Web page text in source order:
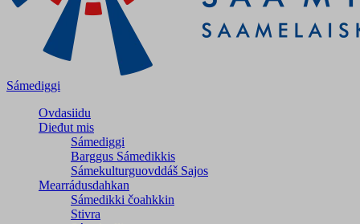
Sámediggi
Ovdasiidu
Dieđut mis
Sámediggi
Barggus Sámedikkis
Sámekulturguovddáš Sajos
Mearrádusdahkan
Sámedikki čoahkkin
Stivra